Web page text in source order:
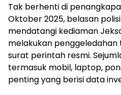
Tak berhenti di
Oktober 2025, belasan
mendatangi kediaman
melakukan
surat perintah resmi.
termasuk mobil, laptop,
penting yang berisi data